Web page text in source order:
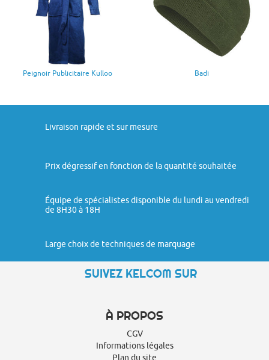
Peignoir Publicitaire Kulloo Badi
Livraison rapide et sur mesure
Prix dégressif en fonction de la quantité souhaitée
Équipe de spécialistes disponible du lundi au vendredi
de 8H30 à 18H
Large choix de techniques de marquage
SUIVEZ KELCOM SUR
À PROPOS
CGV
Informations légales
Plan du site